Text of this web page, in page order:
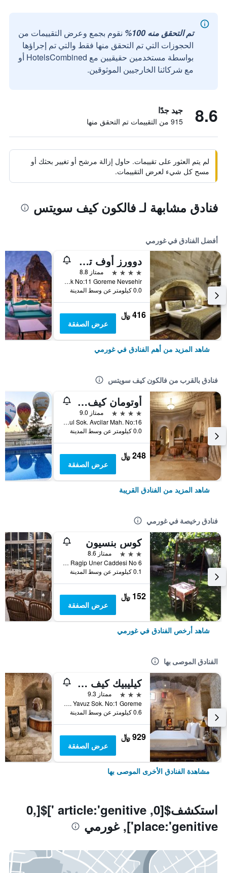
تم التحقق منه 100%
نقوم بجمع وعرض التقييمات من
الحجوزات التي تم التحقق منها فقط والتي تم إجراؤها
بواسطة مستخدمين حقيقيين مع HotelsCombined أو
مع شركائنا الخارجيين الموثوقين.
8.6 جيد جدًا
915 من التقييمات تم التحقق منها
لم يتم العثور على تقييمات. حاول إزالة مرشح أو تغيير بحثك أو
مسح كل شيء لعرض التقييمات.
فنادق مشابهة لـ فالكون كيف سويتس
أفضل الفنادق في غورمي
دوورز أوف تشيبيدوشيا
4 نجوم
ممتاز 8.8
Orta Mahallesi Mizrak Sokak No:11 Goreme Nevsehir, غورمي, تركيا
0.0 كيلومتر عن وسط المدينة
416 ﷼
عرض الصفقة
شاهد المزيد من أهم الفنادق في غورمي
فنادق بالقرب من فالكون كيف سويتس
أوتومان كيف سويتس
4 نجوم
ممتاز 9.0
Okul Sok. Avcilar Mah. No:16, غورمي, تركيا
0.0 كيلومتر عن وسط المدينة
248 ﷼
عرض الصفقة
شاهد المزيد من الفنادق القريبة
فنادق رخيصة في غورمي
كوس بنسيون
3 نجوم
ممتاز 8.6
Saglik Sokak Ragip Uner Caddesi No 6, غورمي, تركيا
0.1 كيلومتر عن وسط المدينة
152 ﷼
عرض الصفقة
شاهد أرخص الفنادق في غورمي
الفنادق الموصى بها
كيليبيك كيف هوتل
3 نجوم
ممتاز 9.3
Aydinli Mah. Yavuz Sok. No:1 Goreme, غورمي, تركيا
0.6 كيلومتر عن وسط المدينة
929 ﷼
عرض الصفقة
مشاهدة الفنادق الأخرى الموصى بها
استكشف$[0, article:'genitive ']$[0,
place:'genitive'], غورمي